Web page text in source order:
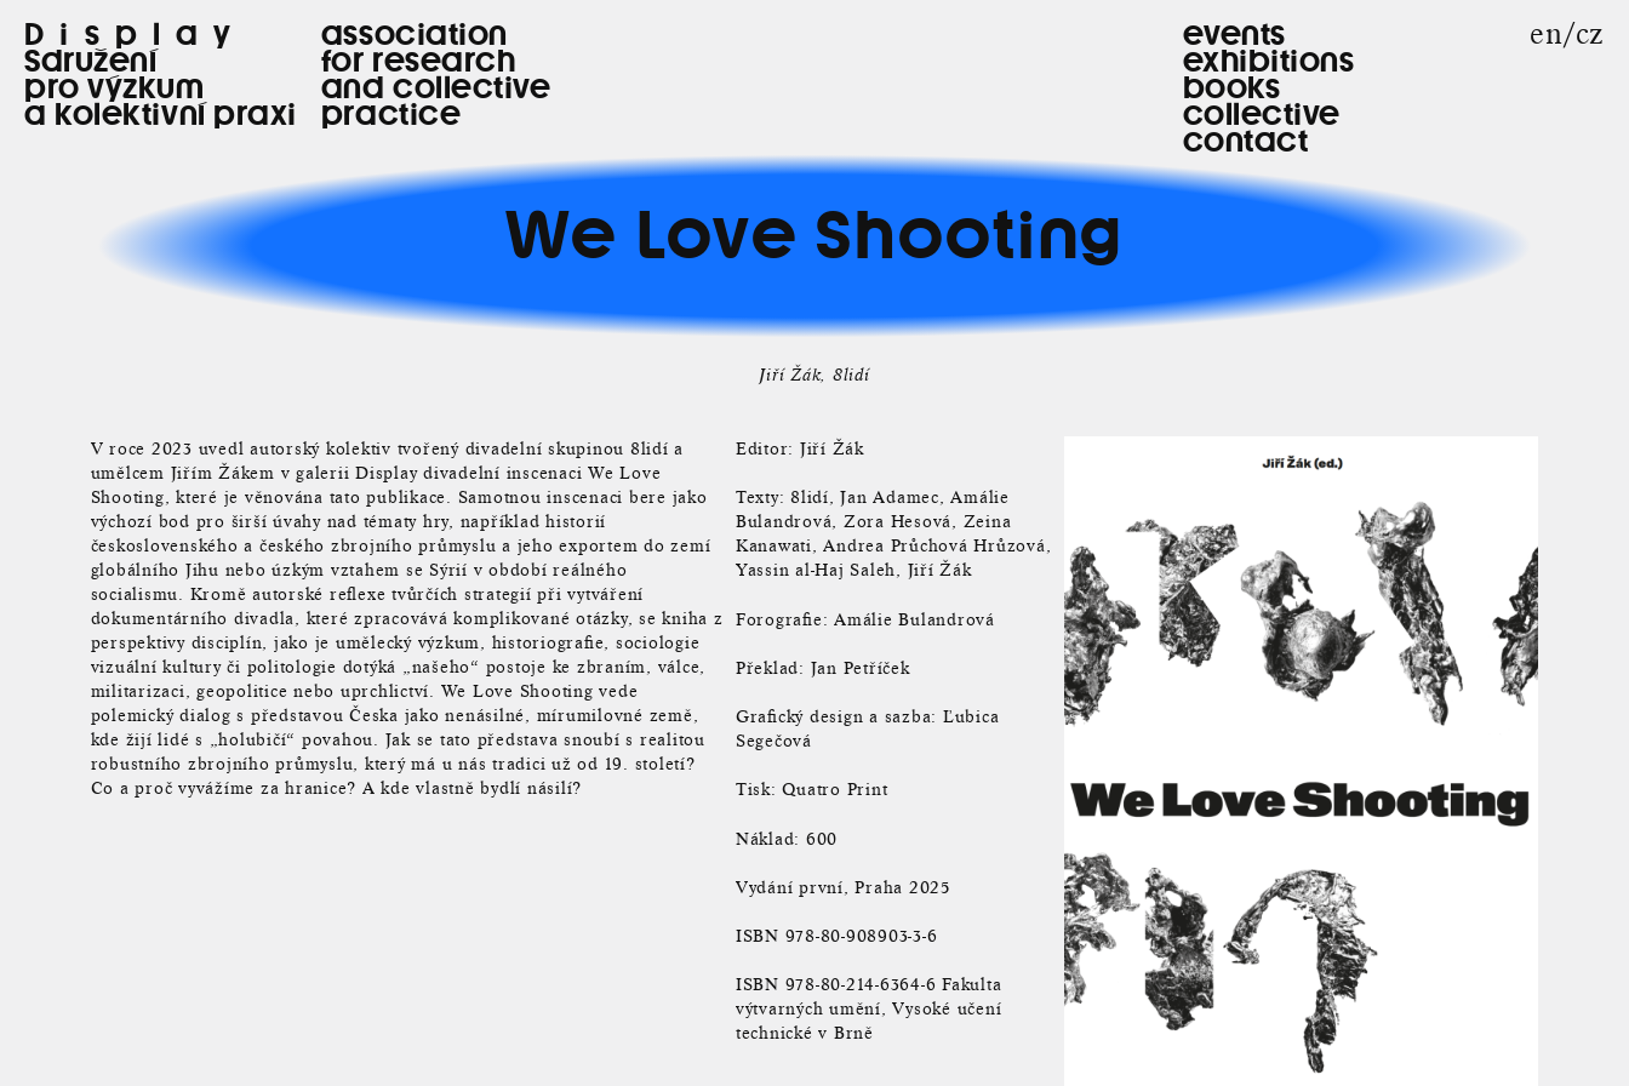
Display
Sdružení
pro výzkum
a kolektivní praxi
association
for research
and collective
practice
events
exhibitions
books
collective
contact
en cz
We Love Shooting
Jiří Žák 8lidí
V roce 2023 uvedl autorský kolektiv tvořený divadelní skupinou 8lidí a
umělcem Jiřím Žákem v galerii Display divadelní inscenaci We Love
Shooting, které je věnována tato publikace. Samotnou inscenaci bere jako
výchozí bod pro širší úvahy nad tématy hry, například historií
československého a českého zbrojního průmyslu a jeho exportem do zemí
globálního Jihu nebo úzkým vztahem se Sýrií v období reálného
socialismu. Kromě autorské reflexe tvůrčích strategií při vytváření
dokumentárního divadla, které zpracovává komplikované otázky, se kniha z
perspektivy disciplín, jako je umělecký výzkum, historiografie, sociologie
vizuální kultury či politologie dotýká „našeho“ postoje ke zbraním, válce,
militarizaci, geopolitice nebo uprchlictví. We Love Shooting vede
polemický dialog s představou Česka jako nenásilné, mírumilovné země,
kde žijí lidé s „holubičí“ povahou. Jak se tato představa snoubí s realitou
robustního zbrojního průmyslu, který má u nás tradici už od 19. století?
Co a proč vyvážíme za hranice? A kde vlastně bydlí násilí?
Editor: Jiří Žák
Texty: 8lidí, Jan Adamec, Amálie
Bulandrová, Zora Hesová, Zeina
Kanawati, Andrea Průchová Hrůzová,
Yassin al-Haj Saleh, Jiří Žák
Forografie: Amálie Bulandrová
Překlad: Jan Petříček
Grafický design a sazba: Ľubica
Segečová
Tisk: Quatro Print
Náklad: 600
Vydání první, Praha 2025
ISBN 978-80-908903-3-6
ISBN 978-80-214-6364-6 Fakulta
výtvarných umění, Vysoké učení
technické v Brně